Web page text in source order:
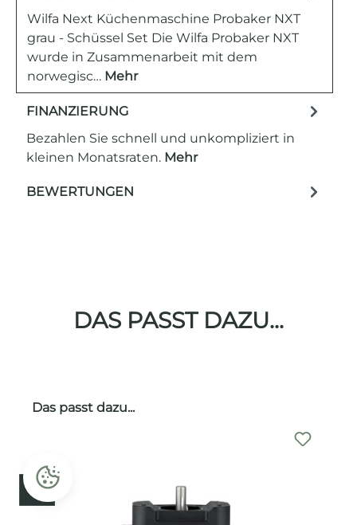
Wilfa Next Küchenmaschine Probaker NXT
grau - Schüssel Set Die Wilfa Probaker NXT
wurde in Zusammenarbeit mit dem
norwegisc… Mehr
FINANZIERUNG
Bezahlen Sie schnell und unkompliziert in
kleinen Monatsraten. Mehr
BEWERTUNGEN
DAS PASST DAZU...
Produktgalerie überspringen
Das passt dazu...